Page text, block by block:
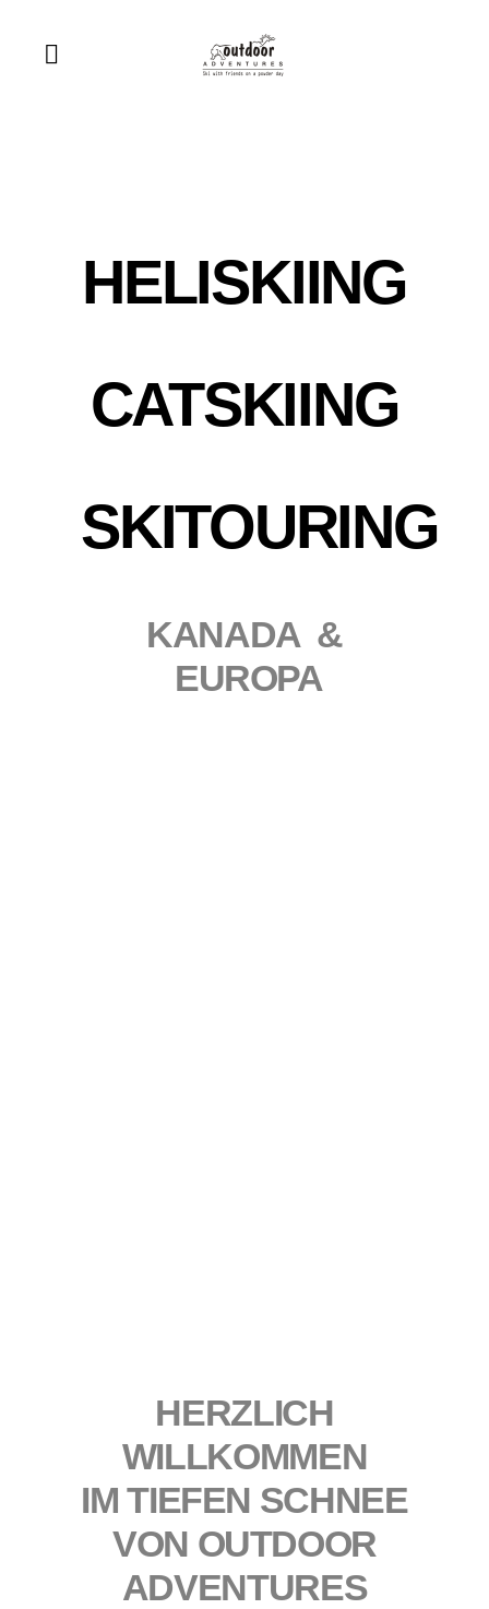
HELISKIING
CATSKIING
SKITOURING
KANADA &
EUROPA
HERZLICH
WILLKOMMEN
IM TIEFEN SCHNEE
VON OUTDOOR
ADVENTURES